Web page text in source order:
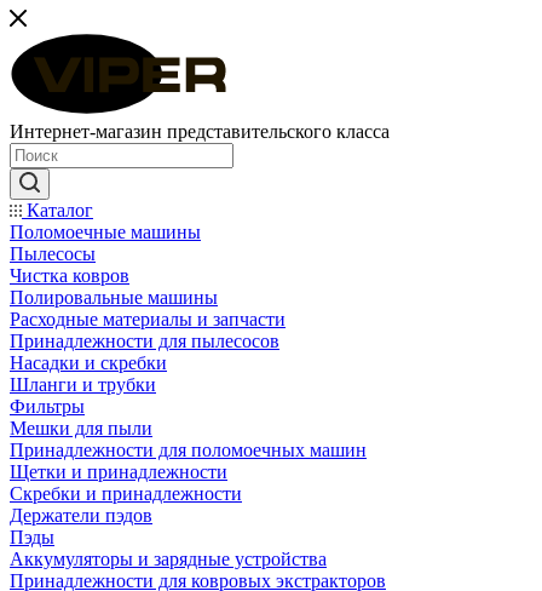
Интернет-магазин представительского класса
Каталог
Поломоечные машины
Пылесосы
Чистка ковров
Полировальные машины
Расходные материалы и запчасти
Принадлежности для пылесосов
Насадки и скребки
Шланги и трубки
Фильтры
Мешки для пыли
Принадлежности для поломоечных машин
Щетки и принадлежности
Скребки и принадлежности
Держатели пэдов
Пэды
Аккумуляторы и зарядные устройства
Принадлежности для ковровых экстракторов